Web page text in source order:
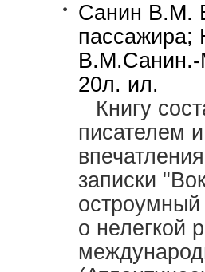
Санин В.М.
пассажира;
В.М.Санин.-
20л. ил.
Книгу
писателем
записки
остроумный
о нелегкой